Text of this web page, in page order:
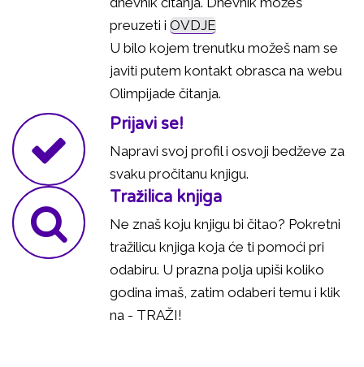
preuzeti i OVDJE
U bilo kojem trenutku možeš nam se
javiti putem kontakt obrasca na webu
Olimpijade čitanja.
Prijavi se!
Napravi svoj profil i osvoji bedževe za
svaku pročitanu knjigu.
Tražilica knjiga
Ne znaš koju knjigu bi čitao? Pokretni
tražilicu knjiga koja će ti pomoći pri
odabiru. U prazna polja upiši koliko
godina imaš, zatim odaberi temu i klik
na - TRAŽI!